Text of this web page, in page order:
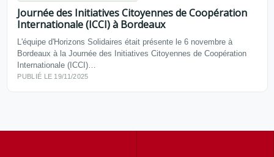
Journée des Initiatives Citoyennes de Coopération
Internationale (ICCI) à Bordeaux
L'équipe d'Horizons Solidaires était présente le 6 novembre à
Bordeaux à la Journée des Initiatives Citoyennes de Coopération
Internationale (ICCI)…
PUBLIÉ LE 19/11/2025